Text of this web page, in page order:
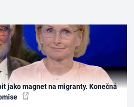
jako magnet na migranty. Konečná